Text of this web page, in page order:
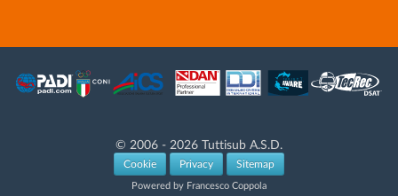
© 2006 - 2026 Tuttisub A.S.D.
Cookie Privacy Sitemap
Powered by Francesco Coppola